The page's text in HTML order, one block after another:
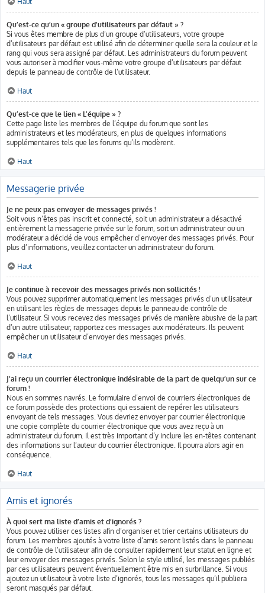
Qu’est-ce qu’un « groupe d’utilisateurs par défaut » ?
Si vous êtes membre de plus d’un groupe d’utilisateurs, votre groupe
d’utilisateurs par défaut est utilisé afin de déterminer quelle sera la couleur et le
rang qui vous sera assigné par défaut. Les administrateurs du forum peuvent
vous autoriser à modifier vous-même votre groupe d’utilisateurs par défaut
depuis le panneau de contrôle de l’utilisateur.
Haut
Qu’est-ce que le lien « L’équipe » ?
Cette page liste les membres de l’équipe du forum que sont les
administrateurs et les modérateurs, en plus de quelques informations
supplémentaires tels que les forums qu’ils modèrent.
Haut
Messagerie privée
Je ne peux pas envoyer de messages privés !
Soit vous n’êtes pas inscrit et connecté, soit un administrateur a désactivé
entièrement la messagerie privée sur le forum, soit un administrateur ou un
modérateur a décidé de vous empêcher d’envoyer des messages privés. Pour
plus d’informations, veuillez contacter un administrateur du forum.
Haut
Je continue à recevoir des messages privés non sollicités !
Vous pouvez supprimer automatiquement les messages privés d’un utilisateur
en utilisant les règles de messages depuis le panneau de contrôle de
l’utilisateur. Si vous recevez des messages privés de manière abusive de la part
d’un autre utilisateur, rapportez ces messages aux modérateurs. Ils peuvent
empêcher un utilisateur d’envoyer des messages privés.
Haut
J’ai reçu un courrier électronique indésirable de la part de quelqu’un sur ce
forum !
Nous en sommes navrés. Le formulaire d’envoi de courriers électroniques de
ce forum possède des protections qui essaient de repérer les utilisateurs
envoyant de tels messages. Vous devriez envoyer par courrier électronique
une copie complète du courrier électronique que vous avez reçu à un
administrateur du forum. Il est très important d’y inclure les en-têtes contenant
des informations sur l’auteur du courrier électronique. Il pourra alors agir en
conséquence.
Haut
Amis et ignorés
À quoi sert ma liste d’amis et d’ignorés ?
Vous pouvez utiliser ces listes afin d’organiser et trier certains utilisateurs du
forum. Les membres ajoutés à votre liste d’amis seront listés dans le panneau
de contrôle de l’utilisateur afin de consulter rapidement leur statut en ligne et
leur envoyer des messages privés. Selon le style utilisé, les messages publiés
par ces utilisateurs peuvent éventuellement être mis en surbrillance. Si vous
ajoutez un utilisateur à votre liste d’ignorés, tous les messages qu’il publiera
seront masqués par défaut.